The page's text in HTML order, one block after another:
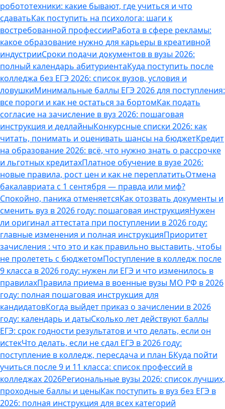
робототехники: какие бывают, где учиться и что
сдаватьКак поступить на психолога: шаги к
востребованной профессииРабота в сфере рекламы:
какое образование нужно для карьеры в креативной
индустрииСроки подачи документов в вузы 2026:
полный календарь абитуриентаКуда поступить после
колледжа без ЕГЭ 2026: список вузов, условия и
ловушкиМинимальные баллы ЕГЭ 2026 для поступления:
все пороги и как не остаться за бортомКак подать
согласие на зачисление в вуз 2026: пошаговая
инструкция и дедлайныКонкурсные списки 2026: как
читать, понимать и оценивать шансы на бюджетКредит
на образование 2026: всё, что нужно знать о рассрочке
и льготных кредитахПлатное обучение в вузе 2026:
новые правила, рост цен и как не переплатитьОтмена
бакалавриата с 1 сентября — правда или миф?
Спокойно, паника отменяетсяКак отозвать документы и
сменить вуз в 2026 году: пошаговая инструкцияНужен
ли оригинал аттестата при поступлении в 2026 году:
главные изменения и полная инструкцияПриоритет
зачисления : что это и как правильно выставить, чтобы
не пролететь с бюджетомПоступление в колледж после
9 класса в 2026 году: нужен ли ЕГЭ и что изменилось в
правилахПравила приема в военные вузы МО РФ в 2026
году: полная пошаговая инструкция для
кандидатовКогда выйдет приказ о зачислении в 2026
году: календарь и датыСколько лет действуют баллы
ЕГЭ: срок годности результатов и что делать, если он
истекЧто делать, если не сдал ЕГЭ в 2026 году:
поступление в колледж, пересдача и план БКуда пойти
учиться после 9 и 11 класса: список профессий в
колледжах 2026Региональные вузы 2026: список лучших,
проходные баллы и ценыКак поступить в вуз без ЕГЭ в
2026: полная инструкция для всех категорий